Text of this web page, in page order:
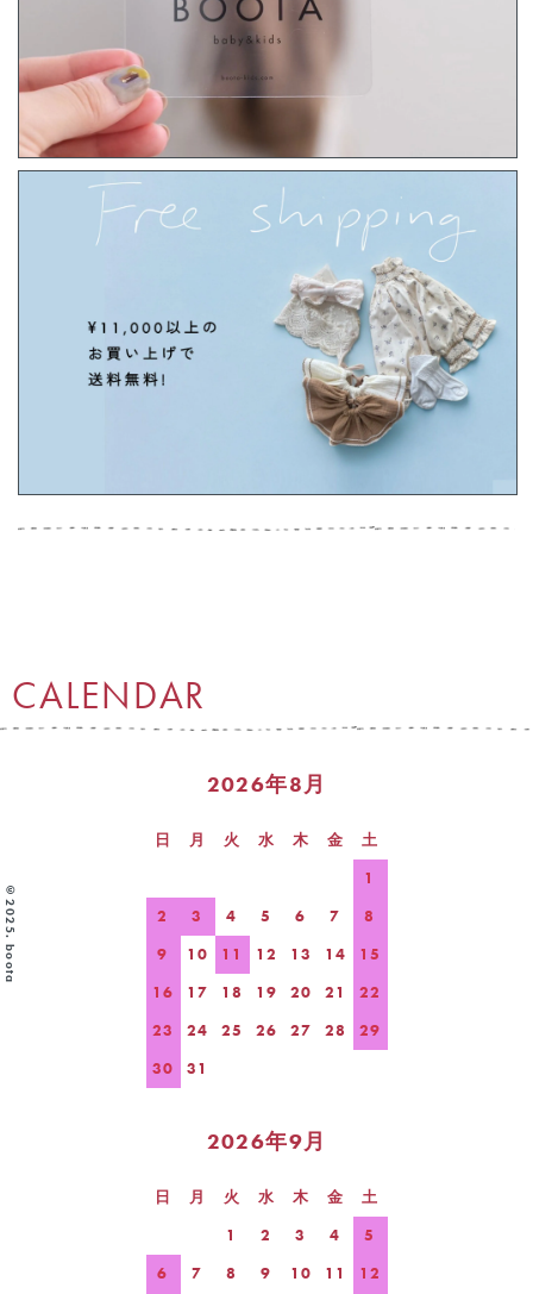
CALENDAR
2026年8月
日 月 火 水 木 金
土
1
2
3 4 5 6 7
8
9
10 11 12 13 14
15
16
17 18 19 20 21
22
23
24 25 26 27 28
29
30
31
2026年9月
日 月 火 水 木 金
土
1
2 3 4
5
6
7 8 9 10 11 12
©2025. boota